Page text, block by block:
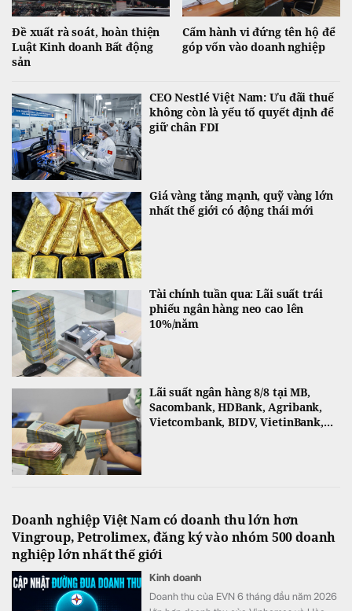
Đề xuất rà soát, hoàn thiện
Luật Kinh doanh Bất động
sản
Cấm hành vi đứng tên hộ để
góp vốn vào doanh nghiệp
CEO Nestlé Việt Nam: Ưu đãi thuế
không còn là yếu tố quyết định để
giữ chân FDI
Giá vàng tăng mạnh, quỹ vàng lớn
nhất thế giới có động thái mới
Tài chính tuần qua: Lãi suất trái
phiếu ngân hàng neo cao lên
10%/năm
Lãi suất ngân hàng 8/8 tại MB,
Sacombank, HDBank, Agribank,
Vietcombank, BIDV, VietinBank,...
Doanh nghiệp Việt Nam có doanh thu lớn hơn
Vingroup, Petrolimex, đăng ký vào nhóm 500 doanh
nghiệp lớn nhất thế giới
Kinh doanh
Doanh thu của EVN 6 tháng đầu năm 2026